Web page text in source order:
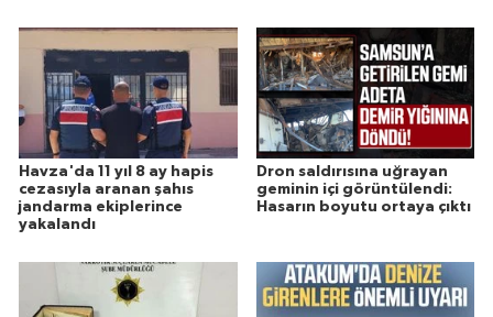
Havza'da 11 yıl 8 ay hapis
cezasıyla aranan şahıs
jandarma ekiplerince
yakalandı
Dron saldırısına uğrayan
geminin içi görüntülendi:
Hasarın boyutu ortaya çıktı